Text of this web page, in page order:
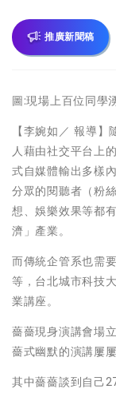
推廣新聞稿
圖:現場上百位同學
【李婉如／ 報導
人藉由社交平台上
式自媒體輸出多樣
分眾的閱聽者（粉
想、娛樂效果等都
濟」產業。
而傳統企管系也需
等，台北城市科技
業講座。
薔薔現身演講會場
薔式幽默的演講屢
其中薔薔談到自己